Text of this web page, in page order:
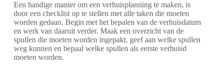
Een handige manier om een verhuisplanning te maken, is
door een checklist op te stellen met alle taken die moeten
worden gedaan. Begin met het bepalen van de verhuisdatum
en werk van daaruit verder. Maak een overzicht van de
spullen die moeten worden ingepakt, geef aan welke spullen
weg kunnen en bepaal welke spullen als eerste verhuisd
moeten worden.